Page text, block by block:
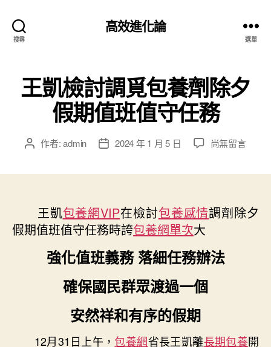
搜尋
高效進化論
選單
王凱檢討調覓包養劑除夕
假期值班值守任務
文 作者:admin
文
期
2024 年 1 月 5 日
在
調
覓
養
劑
班
尚無留言
王凱包養網VIP在檢討包養感情調劑除夕
假期值班值守任務時誇包養網單次大
強化值班義務 落細任務辦法
確保國民群眾渡過一個
安然祥和有序的假期
12月31日上午，包養網省長王凱離長期包養開